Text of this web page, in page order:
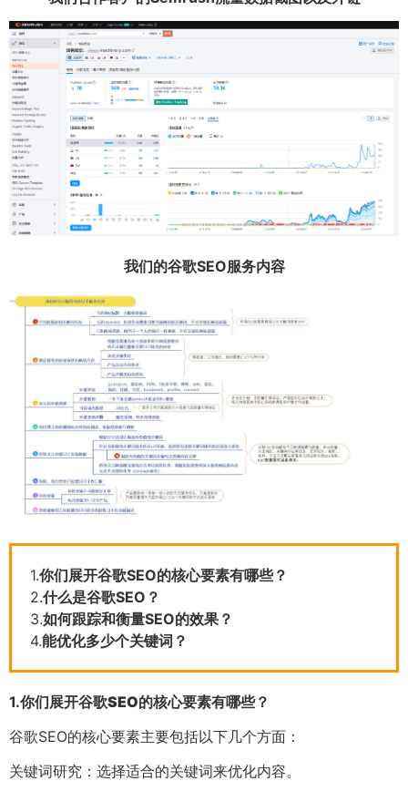
我们的谷歌SEO服务内容
1.你们展开谷歌SEO的核心要素有哪些？
2.什么是谷歌SEO？
3.如何跟踪和衡量SEO的效果？
4.能优化多少个关键词？
1.你们展开谷歌SEO的核心要素有哪些？
谷歌SEO的核心要素主要包括以下几个方面：
关键词研究：选择适合的关键词来优化内容。